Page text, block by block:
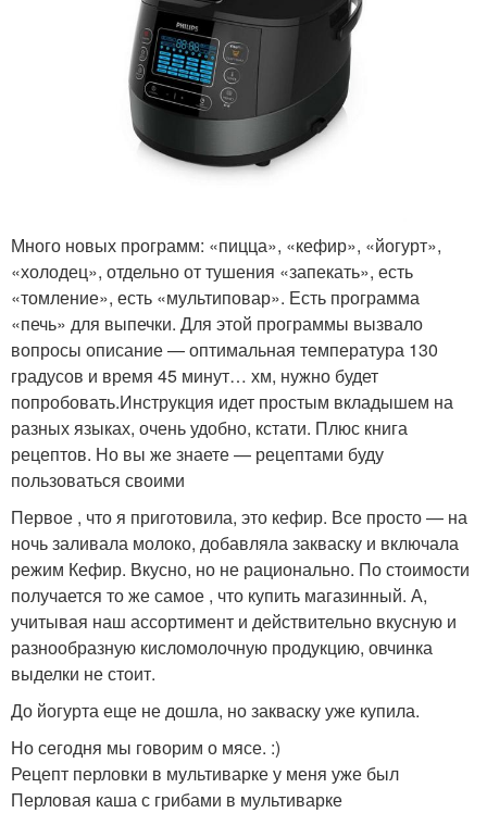
Много новых программ: «пицца», «кефир», «йогурт»,
«холодец», отдельно от тушения «запекать», есть
«томление», есть «мультиповар». Есть программа
«печь» для выпечки. Для этой программы вызвало
вопросы описание — оптимальная температура 130
градусов и время 45 минут… хм, нужно будет
попробовать.Инструкция идет простым вкладышем на
разных языках, очень удобно, кстати. Плюс книга
рецептов. Но вы же знаете — рецептами буду
пользоваться своими
Первое , что я приготовила, это кефир. Все просто — на
ночь заливала молоко, добавляла закваску и включала
режим Кефир. Вкусно, но не рационально. По стоимости
получается то же самое , что купить магазинный. А,
учитывая наш ассортимент и действительно вкусную и
разнообразную кисломолочную продукцию, овчинка
выделки не стоит.
До йогурта еще не дошла, но закваску уже купила.
Но сегодня мы говорим о мясе. :)
Рецепт перловки в мультиварке у меня уже был
Перловая каша с грибами в мультиварке